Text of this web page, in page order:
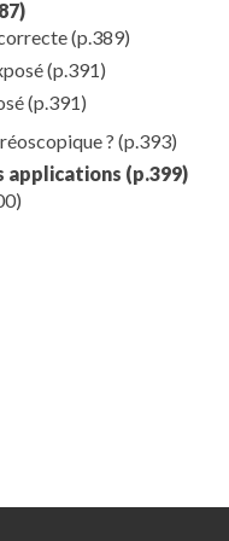
(p.389)
(p.391)
(p.391)
? (p.393)
applications (p.399)